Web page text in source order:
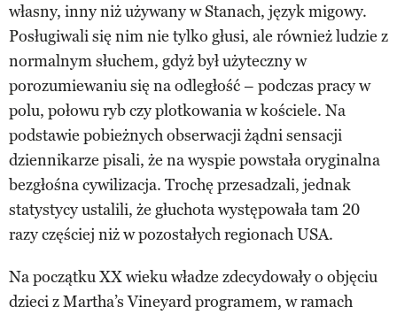
własny, inny niż używany w Stanach, język migowy.
Posługiwali się nim nie tylko głusi, ale również ludzie z
normalnym słuchem, gdyż był użyteczny w
porozumiewaniu się na odległość – podczas pracy w
polu, połowu ryb czy plotkowania w kościele. Na
podstawie pobieżnych obserwacji żądni sensacji
dziennikarze pisali, że na wyspie powstała oryginalna
bezgłośna cywilizacja. Trochę przesadzali, jednak
statystycy ustalili, że głuchota występowała tam 20
razy częściej niż w pozostałych regionach USA.
Na początku XX wieku władze zdecydowały o objęciu
dzieci z Martha’s Vineyard programem, w ramach